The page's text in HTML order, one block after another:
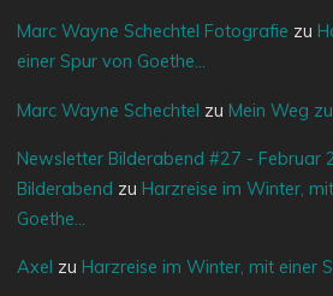
Marc Wayne Schechtel Fotografie zu
einer Spur von Goethe…
Marc Wayne Schechtel zu Mein Weg
Newsletter Bilderabend #27 - Februar
Bilderabend zu Harzreise im Winter,
Goethe…
Axel zu Harzreise im Winter, mit einer